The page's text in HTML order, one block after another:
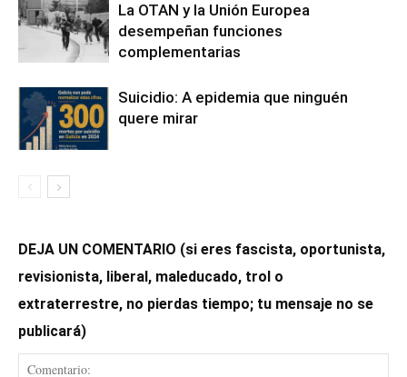
La OTAN y la Unión Europea
desempeñan funciones
complementarias
Suicidio: A epidemia que ninguén
quere mirar
DEJA UN COMENTARIO (si eres fascista, oportunista,
revisionista, liberal, maleducado, trol o
extraterrestre, no pierdas tiempo; tu mensaje no se
publicará)